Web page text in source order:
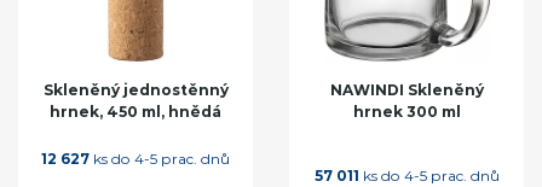
Skleněný jednostěnný
hrnek, 450 ml, hnědá
12 627 ks do 4-5 prac. dnů
NAWINDI Skleněný
hrnek 300 ml
57 011 ks do 4-5 prac. dnů